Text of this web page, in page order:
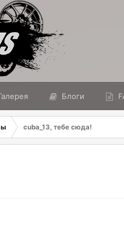
Блоги
cuba_13, тебе сюда!